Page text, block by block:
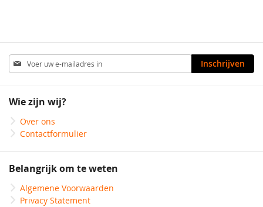
Abonneer
u
op
nieuwsbrief
Inschrijven
Wie zijn wij?
Over ons
Contactformulier
Belangrijk om te weten
Algemene Voorwaarden
Privacy Statement